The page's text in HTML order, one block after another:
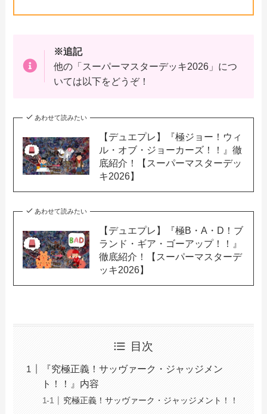
※追記
他の「スーパーマスターデッキ2026」につ
いては以下をどうぞ！
あわせて読みたい
【デュエプレ】『極ジョー！ウィ
ル・オブ・ジョーカーズ！！』徹
底紹介！【スーパーマスターデッ
キ2026】
あわせて読みたい
【デュエプレ】『極B・A・D！ブ
ランド・ギア・ゴーアップ！！』
徹底紹介！【スーパーマスターデ
ッキ2026】
目次
『究極正義！サッヴァーク・ジャッジメン
ト！！』内容
究極正義！サッヴァーク・ジャッジメント！！